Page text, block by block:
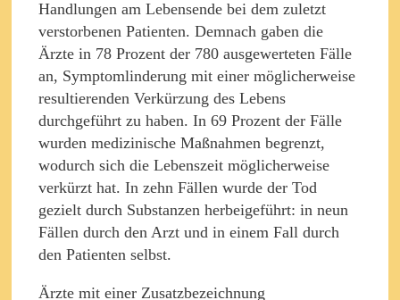
Handlungen am Lebensende bei dem zuletzt
verstorbenen Patienten. Demnach gaben die
Ärzte in 78 Prozent der 780 ausgewerteten Fälle
an, Symptomlinderung mit einer möglicherweise
resultierenden Verkürzung des Lebens
durchgeführt zu haben. In 69 Prozent der Fälle
wurden medizinische Maßnahmen begrenzt,
wodurch sich die Lebenszeit möglicherweise
verkürzt hat. In zehn Fällen wurde der Tod
gezielt durch Substanzen herbeigeführt: in neun
Fällen durch den Arzt und in einem Fall durch
den Patienten selbst.
Ärzte mit einer Zusatzbezeichnung